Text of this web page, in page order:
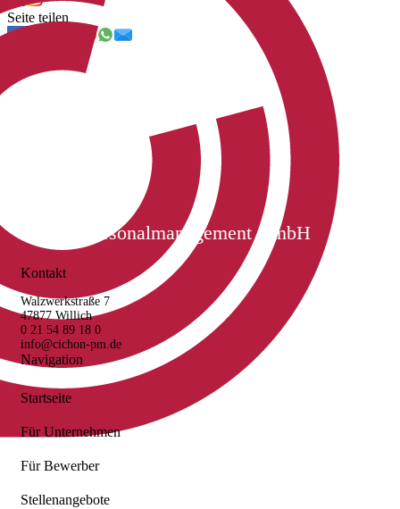
Seite teilen
Cichon Personalmanagement GmbH
Kontakt
Walzwerkstraße 7
47877 Willich
0 21 54 89 18 0
info@cichon-pm.de
Navigation
Startseite
Für Unternehmen
Für Bewerber
Stellenangebote